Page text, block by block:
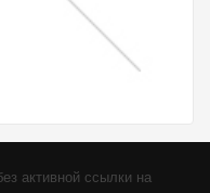
активной ссылки на